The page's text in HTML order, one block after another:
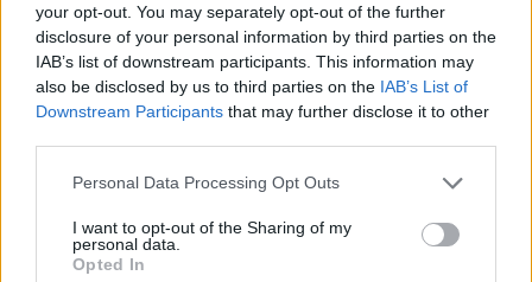
your opt-out. You may separately opt-out of the further
disclosure of your personal information by third parties on the
IAB’s list of downstream participants. This information may
also be disclosed by us to third parties on the IAB’s List of
Downstream Participants that may further disclose it to other
Personal Data Processing Opt Outs
I want to opt-out of the Sharing of my
personal data.
Opted In
κόσμος συγκεντρώθηκε έξω από το Σφαγείο
όπου, σύμφωνα με το πρόγραμμα, επρόκειτο
να σφαγιαστούν κατά τη μέθοδο Κόσερ 200